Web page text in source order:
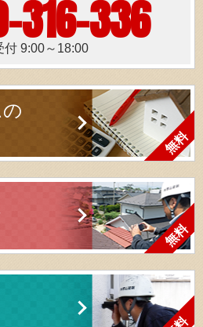
316-336
付 9:00～18:00